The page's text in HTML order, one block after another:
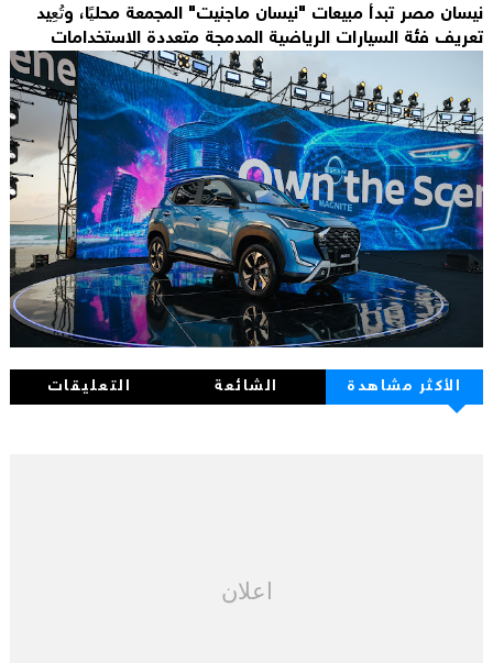
نيسان مصر تبدأ مبيعات "نيسان ماجنيت" المجمعة محليًا، وتُعِيد
تعريف فئة السيارات الرياضية المدمجة متعددة الاستخدامات
الأكثر مشاهدة الشائعة التعليقات
اعلان